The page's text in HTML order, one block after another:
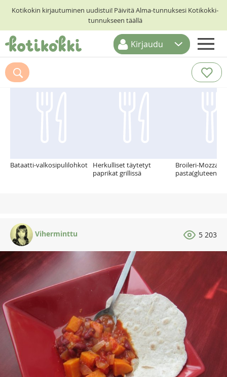
Kotikokin kirjautuminen uudistui! Päivitä Alma-tunnuksesi Kotikokki-
tunnukseen täällä
ETUSIVU
RESEPTIHAKU
Kirjaudu
Suosittelemme myös
Bataatti-valkosipulilohkot
Herkulliset täytetyt
paprikat grillissä
Broileri-
Viherminttu 5 203